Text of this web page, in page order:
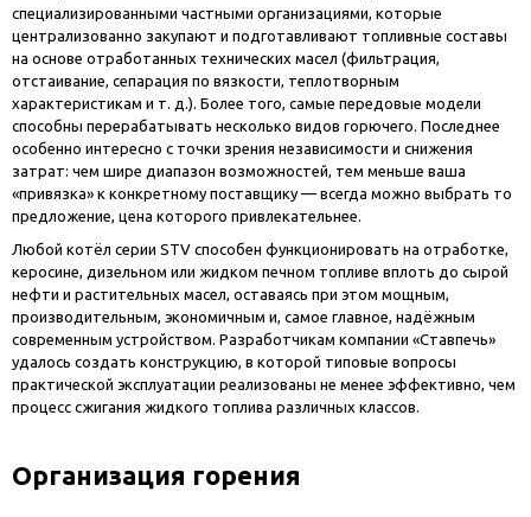
специализированными частными организациями, которые
централизованно закупают и подготавливают топливные составы
на основе отработанных технических масел (фильтрация,
отстаивание, сепарация по вязкости, теплотворным
характеристикам и т. д.). Более того, самые передовые модели
способны перерабатывать несколько видов горючего. Последнее
особенно интересно с точки зрения независимости и снижения
затрат: чем шире диапазон возможностей, тем меньше ваша
«привязка» к конкретному поставщику — всегда можно выбрать то
предложение, цена которого привлекательнее.
Любой котёл серии STV способен функционировать на отработке,
керосине, дизельном или жидком печном топливе вплоть до сырой
нефти и растительных масел, оставаясь при этом мощным,
производительным, экономичным и, самое главное, надёжным
современным устройством. Разработчикам компании «Ставпечь»
удалось создать конструкцию, в которой типовые вопросы
практической эксплуатации реализованы не менее эффективно, чем
процесс сжигания жидкого топлива различных классов.
Организация горения